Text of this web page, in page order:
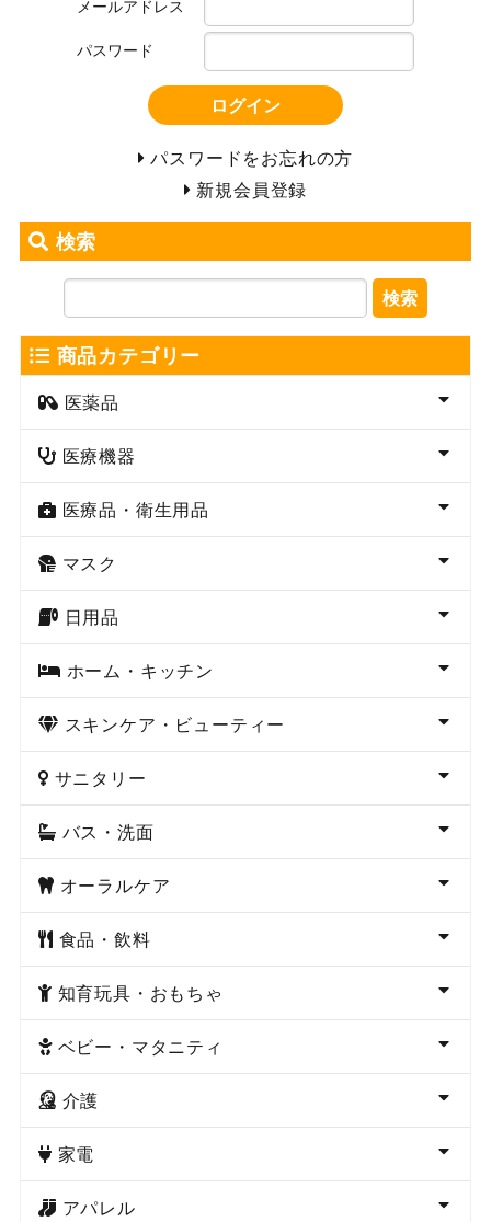
パスワード
ログイン
パスワードをお忘れの方
新規会員登録
検索
検索
商品カテゴリー
医薬品
医療機器
医療品・衛生用品
マスク
日用品
ホーム・キッチン
スキンケア・ビューティー
サニタリー
バス・洗面
オーラルケア
食品・飲料
知育玩具・おもちゃ
ベビー・マタニティ
介護
家電
アパレル